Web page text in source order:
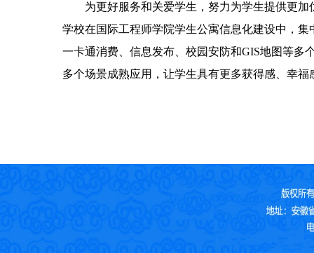
为更好服务和关爱学生，努力为学生提供更
学校在国际工程师学院学生公寓信息化建设中，
一卡通消费、信息发布、校园安防和GIS地图等多
多个场景成熟应用，让学生具有更多获得感、幸福